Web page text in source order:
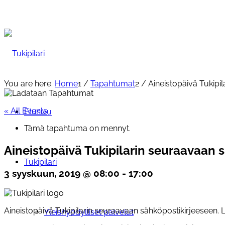
Etusivu
Tukipilari
Yleishyödylliset palvelut
You are here: Home1 / Tapahtumat2 / Aineistopäivä
« All Events
Tämä tapahtuma on mennyt.
Aineistopäivä Tukipilarin seuraavaan
3 syyskuun, 2019 @ 08:00 - 17:00
Aineistopäivä Tukipilarin seuraavaan sähköpostikirjeeseen.